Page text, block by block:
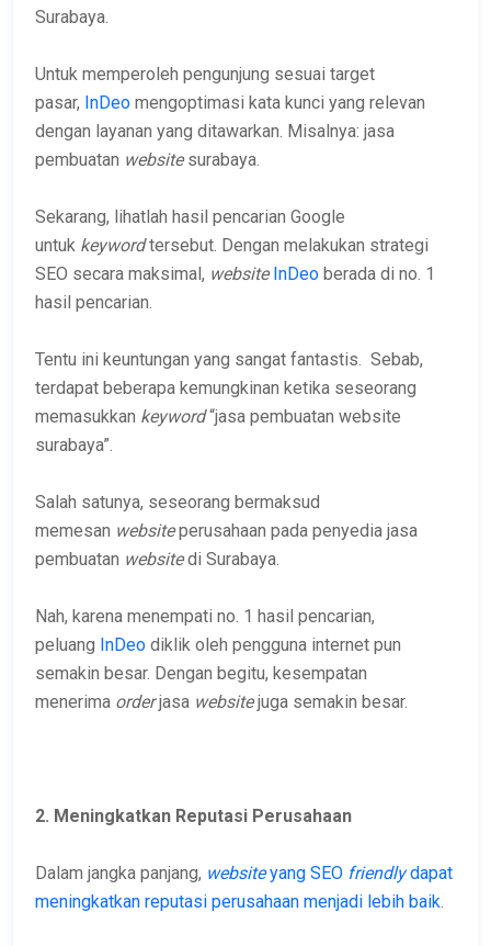
Surabaya.
Untuk memperoleh pengunjung sesuai target
pasar, InDeo mengoptimasi kata kunci yang relevan
dengan layanan yang ditawarkan. Misalnya: jasa
pembuatan websitesurabaya.
Sekarang, lihatlah hasil pencarian Google
untuk keywordtersebut. Dengan melakukan strategi
SEO secara maksimal, websiteInDeo berada di no. 1
hasil pencarian.
Tentu ini keuntungan yang sangat fantastis. Sebab,
terdapat beberapa kemungkinan ketika seseorang
memasukkan keyword“jasa pembuatan website
surabaya”.
Salah satunya, seseorang bermaksud
memesan websiteperusahaan pada penyedia jasa
pembuatan websitedi Surabaya.
Nah, karena menempati no. 1 hasil pencarian,
peluang InDeo diklik oleh pengguna internet pun
semakin besar. Dengan begitu, kesempatan
menerima orderjasa websitejuga semakin besar.
2. Meningkatkan Reputasi Perusahaan
Dalam jangka panjang, websiteyang SEO friendlydapat
meningkatkan reputasi perusahaan menjadi lebih baik